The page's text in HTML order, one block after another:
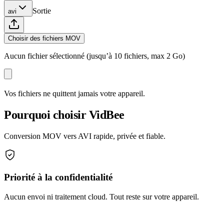
avi Sortie
Choisir des fichiers MOV
Aucun fichier sélectionné (jusqu’à 10 fichiers, max 2 Go)
Vos fichiers ne quittent jamais votre appareil.
Pourquoi choisir VidBee
Conversion MOV vers AVI rapide, privée et fiable.
Priorité à la confidentialité
Aucun envoi ni traitement cloud. Tout reste sur votre appareil.